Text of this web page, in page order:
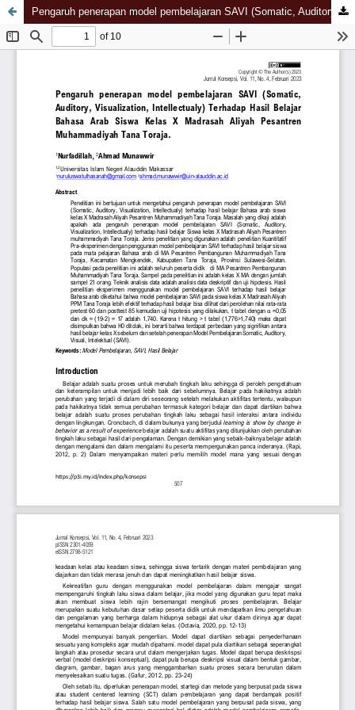
Pengaruh penerapan model pembelajaran SAVI (Somatic, Auditory, Visualization, Intellectualy) Terhadap Hasil Belajar Bahasa Arab Siswa Kelas X Madrasah Aliyah Pesantren Muhammadiyah Tana Toraja